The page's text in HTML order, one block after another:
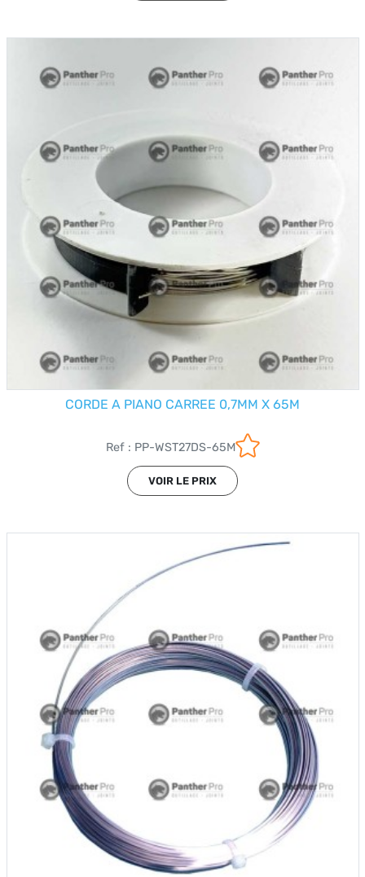
CORDE A PIANO CARREE 0,7MM X 65M
Ref : PP-WST27DS-65M
VOIR LE PRIX